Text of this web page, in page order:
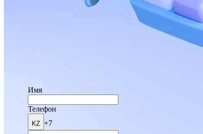
Имя
Телефон
KZ +7